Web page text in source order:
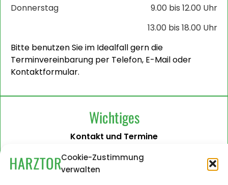
Cookie-Zustimmung
verwalten
Donnerstag
9.00 bis 12.00 Uhr
13.00 bis 18.00 Uhr
Bitte benutzen Sie im Idealfall gern die
Terminvereinbarung per Telefon, E-Mail oder
Kontaktformular.
Wichtiges
Kontakt und Termine
Barrierefreiheit
Impressum